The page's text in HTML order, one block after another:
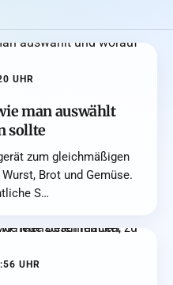
UHR
man auswählt
sollte
zum gleichmäßigen
Brot und Gemüse.
S…
UHR